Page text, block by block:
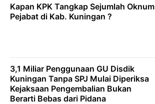
Kapan KPK Tangkap Sejumlah Oknum
Pejabat di Kab. Kuningan ?
3,1 Miliar Penggunaan GU Disdik
Kuningan Tanpa SPJ Mulai Diperiksa
Kejaksaan Pengembalian Bukan
Berarti Bebas dari Pidana